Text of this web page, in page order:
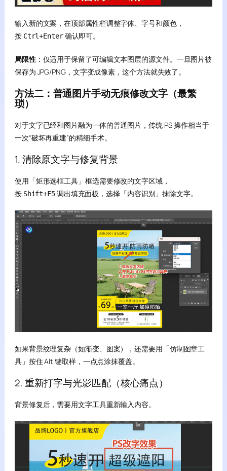
输入新的文案，在顶部属性栏调整字体、字号和颜色，
按 Ctrl+Enter确认即可。
局限性：仅适用于保留了可编辑文本图层的源文件。一旦图片被
保存为 JPG/PNG，文字变成像素，这个方法就失效了。
方法二：普通图片手动无痕修改文字（最繁
琐）
对于文字已经和图片融为一体的普通图片，传统 PS 操作相当于
一次“破坏再重建”的精细手术。
1. 清除原文字与修复背景
使用「矩形选框工具」框选需要修改的文字区域，
按 Shift+F5调出填充面板，选择「内容识别」抹除文字。
如果背景纹理复杂（如渐变、图案），还需要用「仿制图章工
具」按住 Alt 键取样，一点点涂抹覆盖。
2. 重新打字与光影匹配（核心痛点）
背景修复后，需要用文字工具重新输入内容。